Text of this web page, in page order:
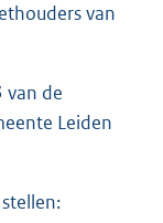
van
van de
Leiden